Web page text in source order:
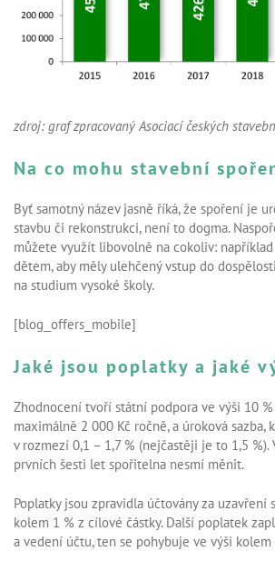
zdroj: graf zpracovaný Asociací českých
Na co mohu stavební
Byť samotný název jasně říká, že spoření je
stavbu či rekonstrukci, není to dogma.
můžete využít libovolně na cokoliv:
dětem, aby měly ulehčený vstup do
na studium vysoké školy.
[blog_offers_mobile]
Jaké jsou poplatky a jaké
Zhodnocení tvoří státní podpora ve výši 10
maximálně 2 000 Kč ročně, a úroková sazba,
v rozmezí 0,1 – 1,7 % (nejčastěji je to 1,5 %).
prvních šesti let spořitelna nesmí měnit.
Poplatky jsou zpravidla účtovány za uzavření
kolem 1 % z cílové částky. Další poplatek
a vedení účtu, ten se pohybuje ve výši kolem